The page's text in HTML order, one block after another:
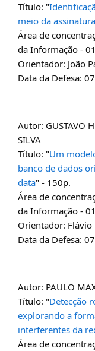
Título: "
meio da
Área de
da Informação -
Orientador: João
Data da Defesa:
Autor: GUSTAVO
SILVA
Título: "Um
banco de dados
data" - 150p.
Área de
da Informação -
Orientador: Flávio
Data da Defesa:
Autor: PAULO
Título: "Detecção
explorando a
interferentes da
Área de